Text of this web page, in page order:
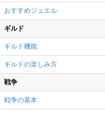
おすすめジュエル
ギルド
ギルド機能
ギルドの楽しみ方
戦争
戦争の基本